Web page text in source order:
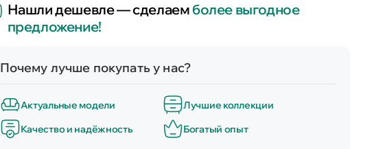
Нашли дешевле — сделаемболее выгодное
предложение!
Почему лучше покупать у нас?
Актуальные модели
Лучшие коллекции
Качество и надёжность
Богатый опыт